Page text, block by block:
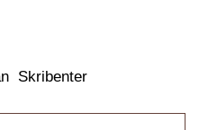
Skribenter